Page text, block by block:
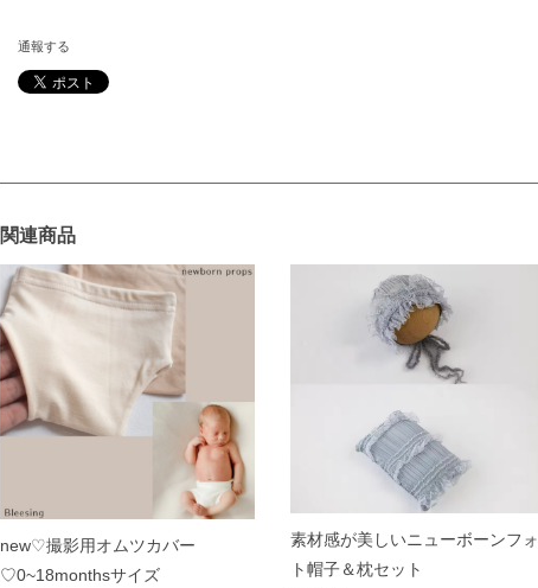
通報する
関連商品
new♡撮影用オムツカバー
♡0~18monthsサイズ
素材感が美しいニューボーンフォ
ト帽子＆枕セット